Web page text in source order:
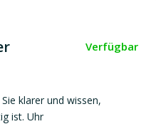
Verfügbar
klarer und wissen,
ist. Uhr